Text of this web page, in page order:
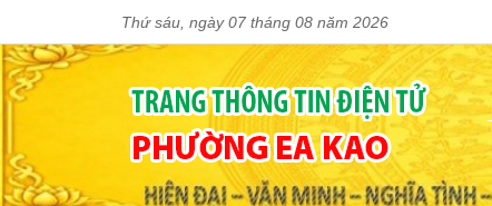
Thứ sáu, ngày 07 tháng 08 năm 2026